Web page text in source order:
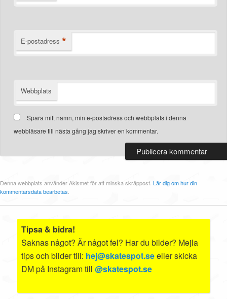
E-postadress *
Webbplats
Spara mitt namn, min e-postadress och webbplats i denna
webbläsare till nästa gång jag skriver en kommentar.
Denna webbplats använder Akismet för att minska skräppost. Lär dig om hur din
kommentarsdata bearbetas
Tipsa & bidra!
Saknas något? Är något fel? Har du bilder? Mejla
tips och bilder till: hej@skatespot.seeller skicka
DM på Instagram till@skatespot.se